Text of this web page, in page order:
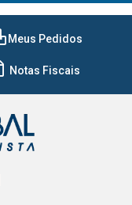
Meus Pedidos
Notas Fiscais